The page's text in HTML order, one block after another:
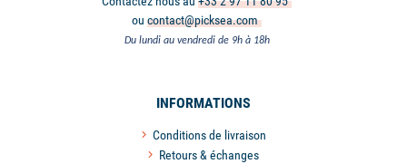
ou contact@picksea.com
Du lundi au vendredi de 9h à 18h
INFORMATIONS
Conditions de livraison
Retours & échanges